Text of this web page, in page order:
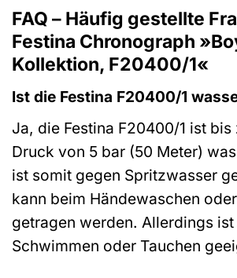
FAQ – Häufig gestellte
Festina Chronograph
Kollektion, F20400/1«
Ist die Festina F20400/1
Ja, die Festina F20400/1 ist bis
Druck von 5 bar (50 Meter)
ist somit gegen Spritzwasser
kann beim Händewaschen
getragen werden. Allerdings
Schwimmen oder Tauchen